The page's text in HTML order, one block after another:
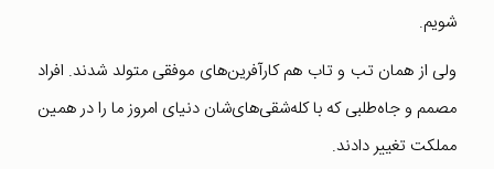
شویم.
ولی از همان تب و تاب هم کارآفرین‌های موفقی متولد شدند. افراد
مصمم و جاه‌طلبی که با کله‌شقی‌های‌شان دنیای امروز ما را در همین
مملکت تغییر دادند.